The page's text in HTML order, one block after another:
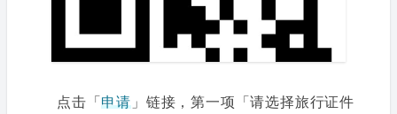
点击「申请 」链接，第一项「请选择旅行证件